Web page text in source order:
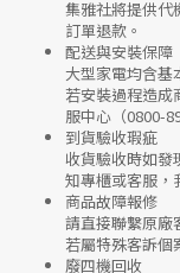
集雅社將提供代
訂單退款。
配送與安裝保障
大型家電均含基
若安裝過程造成
服中心 （0800-
到貨驗收瑕疵
收貨驗收時如發
知專櫃或客服，
商品故障報修
請直接聯繫原廠
若屬特殊客訴個
廢四機回收